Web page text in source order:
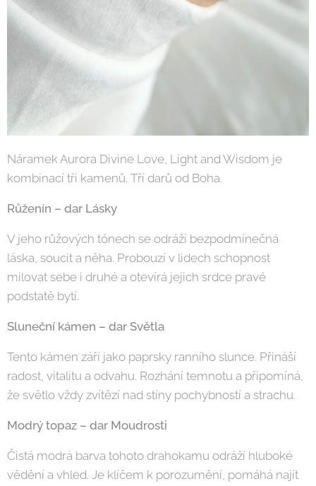
Náramek Aurora Divine Love, Light and Wisdom je
kombinací tři kamenů. Tří darů od Boha.
Růženín – dar Lásky
V jeho růžových tónech se odráží bezpodmínečná
láska, soucit a něha. Probouzí v lidech schopnost
milovat sebe i druhé a otevírá jejich srdce pravé
podstatě bytí.
Sluneční kámen – dar Světla
Tento kámen září jako paprsky ranního slunce. Přináší
radost, vitalitu a odvahu. Rozhání temnotu a připomíná,
že světlo vždy zvítězí nad stíny pochybností a strachu.
Modrý topaz – dar Moudrosti
Čistá modrá barva tohoto drahokamu odráží hluboké
vědění a vhled. Je klíčem k porozumění, pomáhá najít